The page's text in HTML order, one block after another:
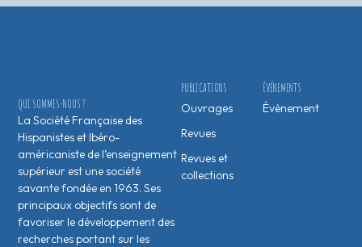
ÉVÉNEMENTS
Évènement
PUBLICATIONS
Ouvrages
Revues
Revues et
collections
QUI SOMMES-NOUS ?
La Société Française des
Hispanistes et Ibéro-
américaniste de l’enseignement
supérieur est une société
savante fondée en 1963. Ses
principaux objectifs sont de
favoriser le développement des
recherches portant sur les